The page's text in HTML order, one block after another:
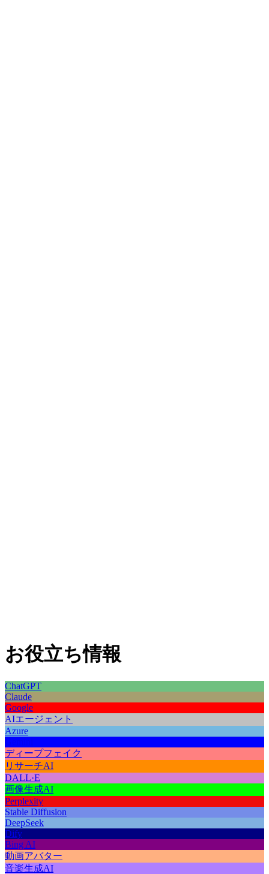
お役立ち情報
ChatGPT
Claude
Google
AIエージェント
Azure
ディープフェイク
リサーチAI
DALL·E
画像生成AI
Perplexity
Stable Diffusion
DeepSeek
Dify
Bing AI
動画アバター
音楽生成AI